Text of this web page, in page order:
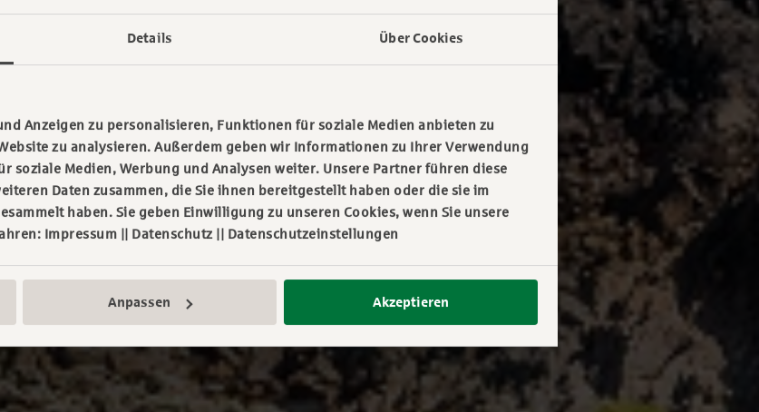
Details Über Cookies
Anzeigen zu personalisieren, Funktionen für soziale Medien anbieten zu
zu analysieren. Außerdem geben wir Informationen zu Ihrer Verwendung
soziale Medien, Werbung und Analysen weiter. Unsere Partner führen diese
Daten zusammen, die Sie ihnen bereitgestellt haben oder die sie im
haben. Sie geben Einwilligung zu unseren Cookies, wenn Sie unsere
Impressum Datenschutz Datenschutzeinstellungen
Anpassen Akzeptieren